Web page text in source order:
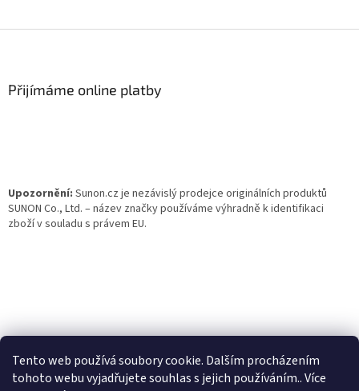
Tento web používá soubory cookie. Dalším procházením
tohoto webu vyjadřujete souhlas s jejich používáním.. Více
Přijímáme online platby
Upozornění: Sunon.cz je nezávislý prodejce originálních produktů
SUNON Co., Ltd. – název značky používáme výhradně k identifikaci
zboží v souladu s právem EU.